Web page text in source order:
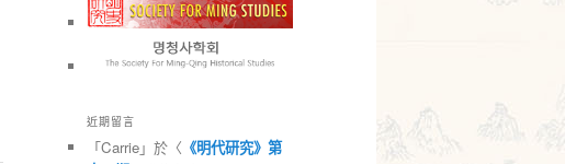
近期留言
「Carrie」於〈 《明代研究》第